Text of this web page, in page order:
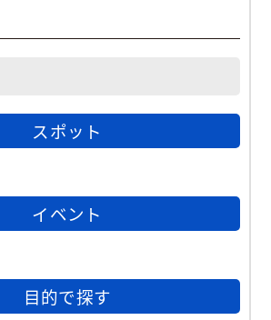
スポット
イベント
目的で探す